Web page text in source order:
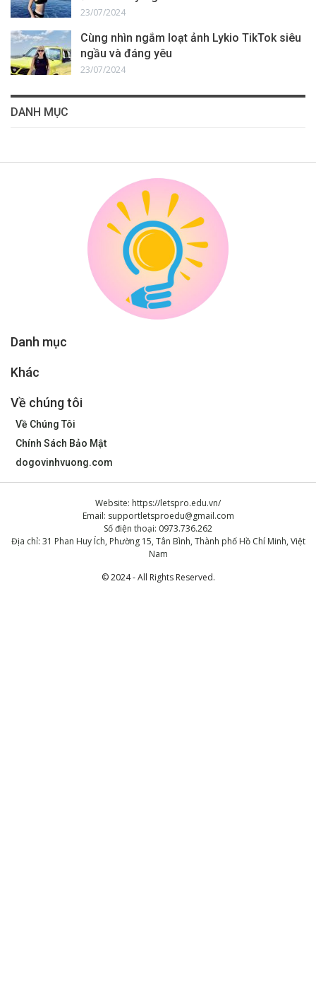
23/07/2024
Cùng nhìn ngắm loạt ảnh Lykio TikTok siêu
ngầu và đáng yêu
23/07/2024
DANH MỤC
Danh mục
Khác
Về chúng tôi
Về Chúng Tôi
Chính Sách Bảo Mật
dogovinhvuong.com
Website: https://letspro.edu.vn/
Email: supportletsproedu@gmail.com
Số điện thoại: 0973.736.262
Địa chỉ: 31 Phan Huy Ích, Phường 15, Tân Bình, Thành phố Hồ Chí Minh, Việt
Nam
© 2024 - All Rights Reserved.